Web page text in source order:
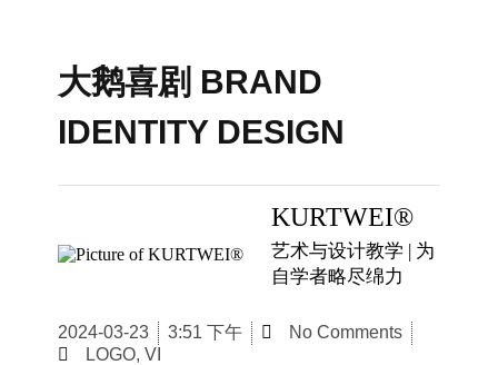
大鹅喜剧 BRAND
IDENTITY DESIGN
KURTWEI®
艺术与设计教学 | 为
自学者略尽绵力
2024-03-23 3:51 下午
No Comments
LOGO, VI